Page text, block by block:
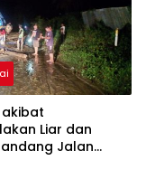
Liar dan
Jalan